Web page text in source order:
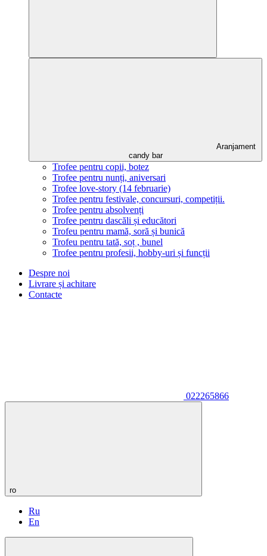
Aranjament
candy bar
Trofee pentru copii, botez
Trofee pentru nunți, aniversari
Trofee love-story (14 februarie)
Trofee pentru festivale, concursuri, competiții.
Trofee pentru absolvenți
Trofee pentru dascăli și educători
Trofeu pentru mamă, soră și bunică
Trofeu pentru tată, soț , bunel
Trofee pentru profesii, hobby-uri și funcții
Despre noi
Livrare și achitare
Contacte
022265866
ro
Ru
En